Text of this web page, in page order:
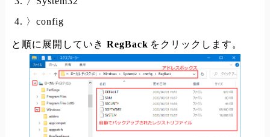
〉config
と順に展開していき RegBack をクリックします。